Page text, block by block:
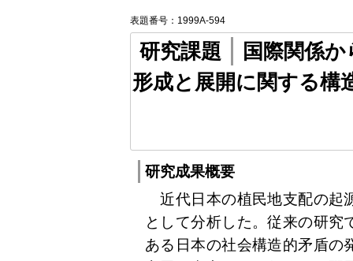
表題番号：1999A-594
研究課題
国際関係
形成と展開に関する構
研究成果概要
近代日本の植民地支配の起
として分析した。従来の研究
ある日本の社会構造的矛盾の